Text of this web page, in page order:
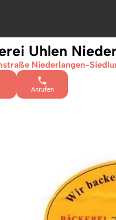
Uhlen
Niederlangen-
Anrufen